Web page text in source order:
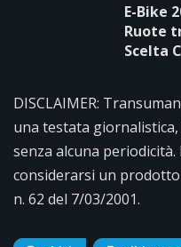
E-Bike
Ruote
Scelta
DISCLAIMER:
una testata
senza alcuna
considerarsi un
n. 62 del 7/03/2001.